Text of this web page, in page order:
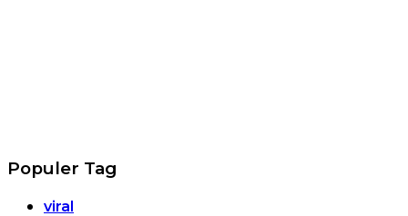
Populer Tag
viral